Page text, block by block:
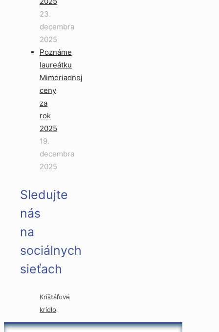
23.
decembra
2025
Poznáme
laureátku
Mimoriadnej
ceny
za
rok
2025
19.
decembra
2025
Sledujte
nás
na
sociálnych
sieťach
Krištáľové
krídlo